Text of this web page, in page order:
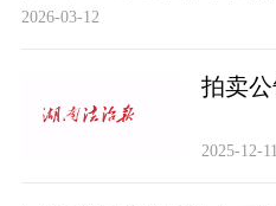
2026-03-12
拍卖
2025-12-11